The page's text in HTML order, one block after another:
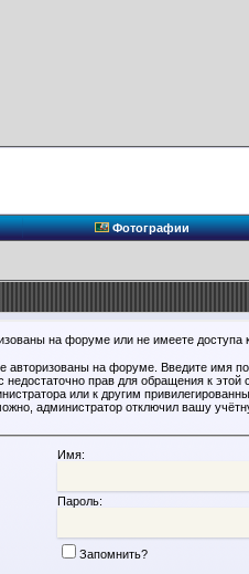
Фотографии
на форуме или не имеете доступа
авторизованы на форуме. Введите имя
недостаточно прав для обращения к
или к другим
администратор отключил вашу
Имя:
Пароль:
Запомнить?